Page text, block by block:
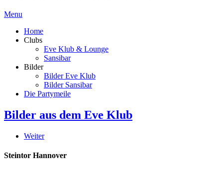
Menu
Home
Clubs
Eve Klub & Lounge
Sansibar
Bilder
Bilder Eve Klub
Bilder Sansibar
Die Partymeile
Bilder aus dem Eve Klub
Weiter
Steintor Hannover